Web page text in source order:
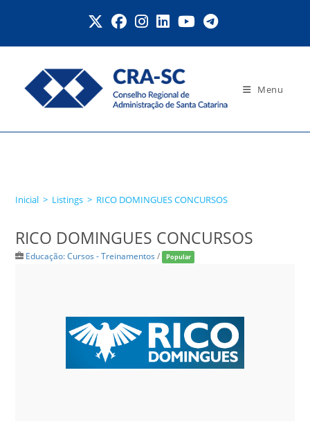
Menu
Inicial > Listings > RICO DOMINGUES CONCURSOS
RICO DOMINGUES CONCURSOS
Educação: Cursos - Treinamentos / Popular